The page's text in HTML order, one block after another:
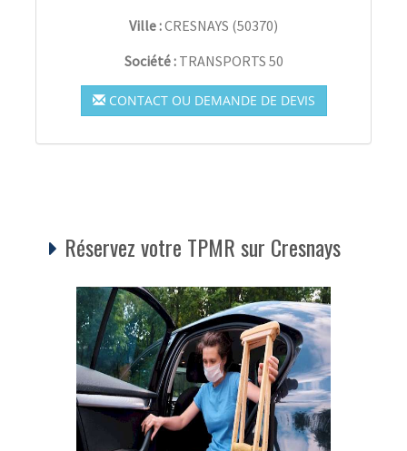
Ville :CRESNAYS (50370)
Société : TRANSPORTS 50
CONTACT OU DEMANDE DE DEVIS
Réservez votre TPMR sur Cresnays